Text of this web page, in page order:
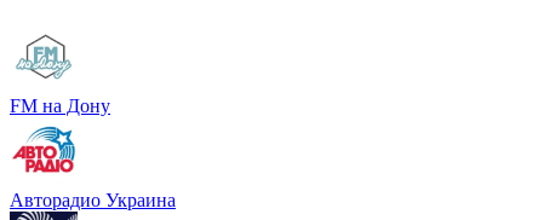
FM на Дону
Авторадио Украина